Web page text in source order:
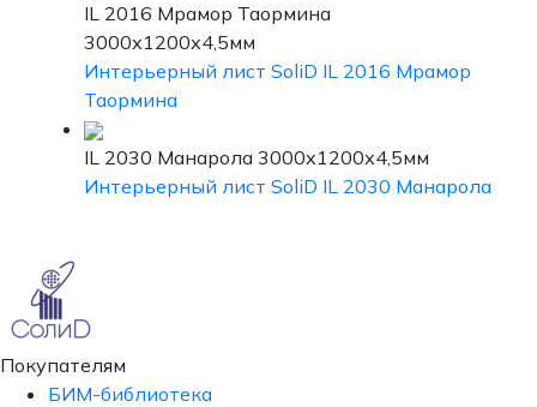
IL 2016 Мрамор Таормина
3000х1200х4,5мм
Интерьерный лист SoliD IL 2016 Мрамор
Таормина
IL 2030 Манарола 3000х1200х4,5мм
Интерьерный лист SoliD IL 2030 Манарола
Покупателям
БИМ-библиотека